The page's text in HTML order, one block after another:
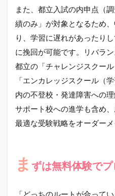
また、都立入試の内申点（
績のみ」が対象となるため
り、学習に遅れがあったり
に挽回が可能です。リバラ
都立の「チャレンジスクー
「エンカレッジスクール（
内の不登校・発達障害への
サポート校への進学も含め
最適な受験戦略をオーダーメ
ま ずは無料体験で